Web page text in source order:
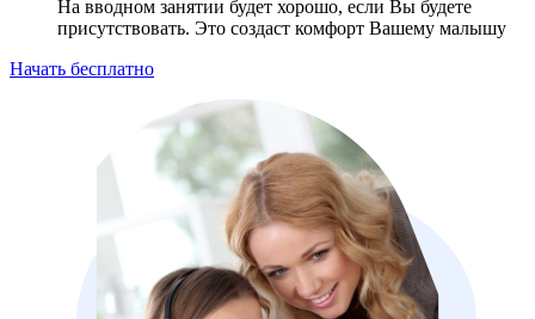
На вводном занятии будет хорошо, если Вы будете
присутствовать. Это создаст комфорт Вашему малышу
Начать бесплатно